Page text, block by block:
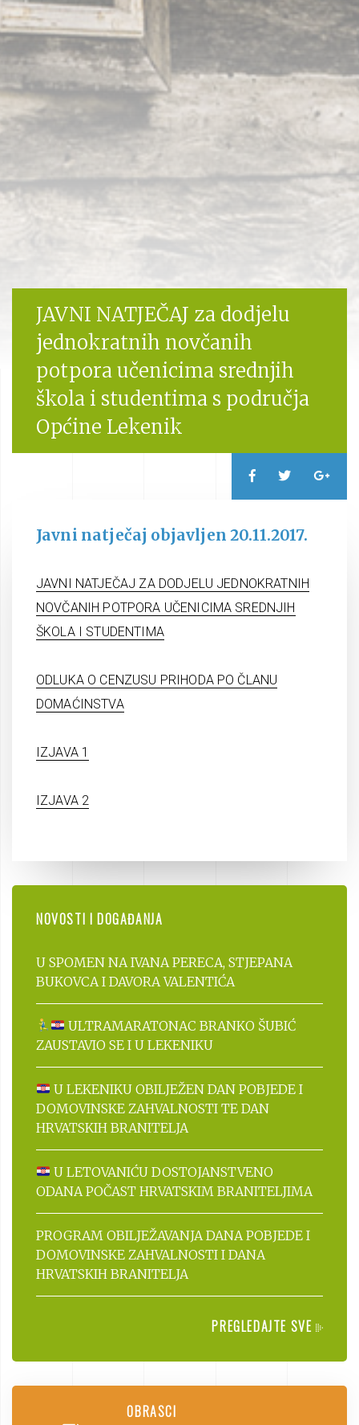
JAVNI NATJEČAJ za dodjelu
jednokratnih novčanih
potpora učenicima srednjih
škola i studentima s područja
Općine Lekenik
Javni natječaj objavljen 20.11.2017.
JAVNI NATJEČAJ ZA DODJELU JEDNOKRATNIH
NOVČANIH POTPORA UČENICIMA SREDNJIH
ŠKOLA I STUDENTIMA
ODLUKA O CENZUSU PRIHODA PO ČLANU
DOMAĆINSTVA
IZJAVA 1
IZJAVA 2
NOVOSTI I DOGAĐANJA
U SPOMEN NA IVANA PERECA, STJEPANA
BUKOVCA I DAVORA VALENTIĆA
ULTRAMARATONAC BRANKO ŠUBIĆ
ZAUSTAVIO SE I U LEKENIKU
U LEKENIKU OBILJEŽEN DAN POBJEDE I
DOMOVINSKE ZAHVALNOSTI TE DAN
HRVATSKIH BRANITELJA
U LETOVANIĆU DOSTOJANSTVENO
ODANA POČAST HRVATSKIM BRANITELJIMA
PROGRAM OBILJEŽAVANJA DANA POBJEDE I
DOMOVINSKE ZAHVALNOSTI I DANA
HRVATSKIH BRANITELJA
PREGLEDAJTE SVE
OBRASCI